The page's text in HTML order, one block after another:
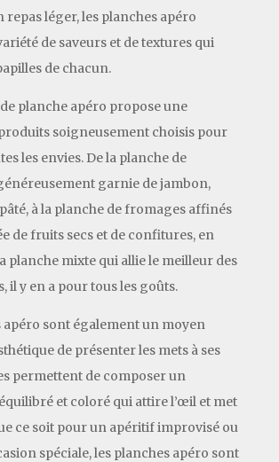
léger, les planches apéro
de saveurs et de textures qui
de chacun.
planche apéro propose une
soigneusement choisis pour
les envies. De la planche de
garnie de jambon,
à la planche de fromages affinés
de fruits secs et de confitures, en
planche mixte qui allie le meilleur des
il y en a pour tous les goûts.
apéro sont également un moyen
de présenter les mets à ses
permettent de composer un
et coloré qui attire l’œil et met
ce soit pour un apéritif improvisé ou
spéciale, les planches apéro sont